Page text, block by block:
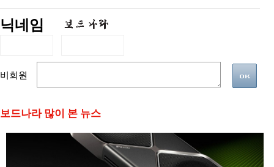
닉네임
비회원
보드나라 많이 본 뉴스